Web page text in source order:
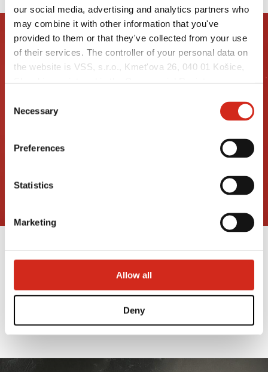
our social media, advertising and analytics partners who
may combine it with other information that you've
provided to them or that they've collected from your use
of their services. The controller of your personal data on
the website is VSS, s.r.o., Kmet'ova 26, 040 01 Košice,
Sro, file no.: 51998/V, VAT no.: 2121549375, NIP:
(REGON): (Košice), identification number: 53 915 241,
Selection
Necessary
Preferences
Statistics
Marketing
Allow all
Deny
VEĽKÁ NOC 2025